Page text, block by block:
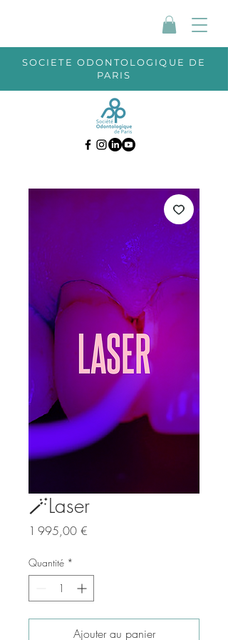
SOCIETE ODONTOLOGIQUE DE
PARIS
🪄​Laser
1 995,00 €
Quantité *
Ajouter au panier